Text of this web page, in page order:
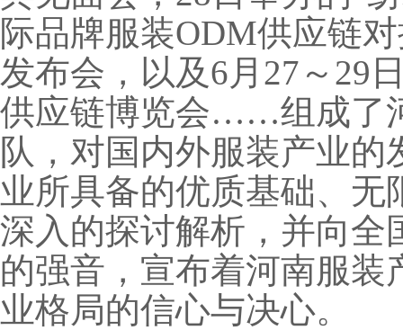
际品牌服装ODM供应链
发布会，以及6月27～29
供应链博览会……组成了
队，对国内外服装产业
业所具备的优质基础、
深入的探讨解析，并向全
的强音，宣布着河南服
业格局的信心与决心。